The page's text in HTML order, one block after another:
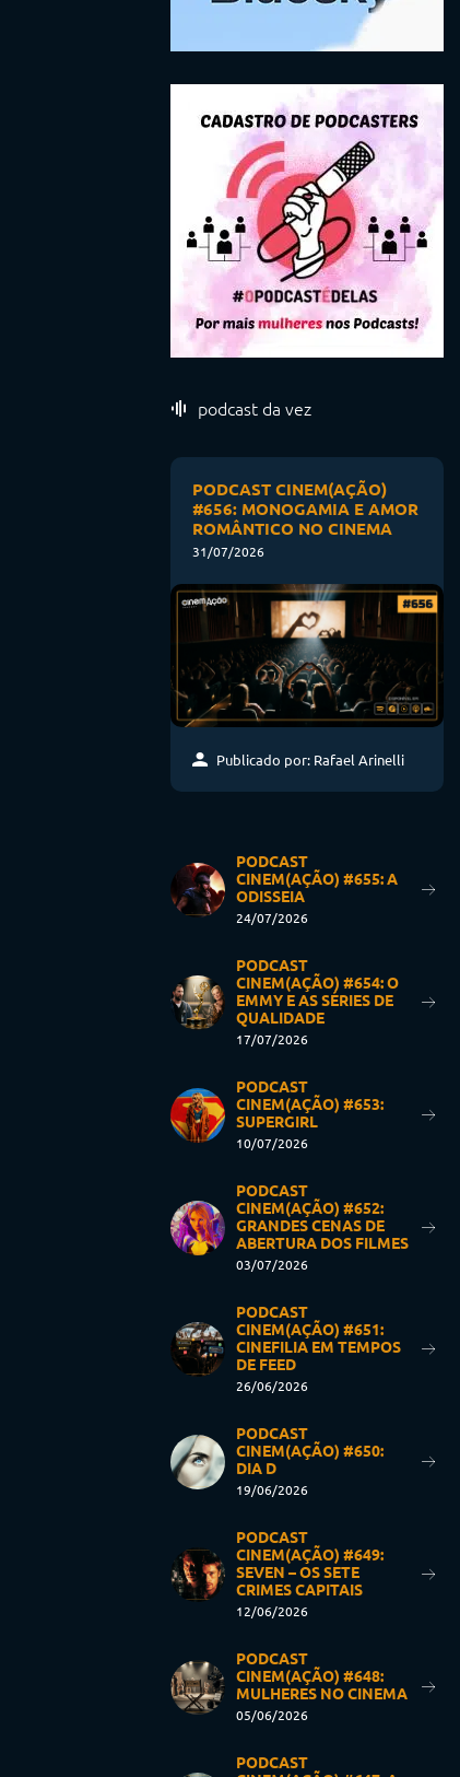
podcast da vez
PODCAST CINEM(AÇÃO)
#656: MONOGAMIA E AMOR
ROMÂNTICO NO CINEMA
31/07/2026
Publicado por: Rafael Arinelli
PODCAST
CINEM(AÇÃO) #655: A
ODISSEIA
24/07/2026
PODCAST
CINEM(AÇÃO) #654: O
EMMY E AS SÉRIES DE
QUALIDADE
17/07/2026
PODCAST
CINEM(AÇÃO) #653:
SUPERGIRL
10/07/2026
PODCAST
CINEM(AÇÃO) #652:
GRANDES CENAS DE
ABERTURA DOS FILMES
03/07/2026
PODCAST
CINEM(AÇÃO) #651:
CINEFILIA EM TEMPOS
DE FEED
26/06/2026
PODCAST
CINEM(AÇÃO) #650:
DIA D
19/06/2026
PODCAST
CINEM(AÇÃO) #649:
SEVEN – OS SETE
CRIMES CAPITAIS
12/06/2026
PODCAST
CINEM(AÇÃO) #648:
MULHERES NO CINEMA
05/06/2026
PODCAST